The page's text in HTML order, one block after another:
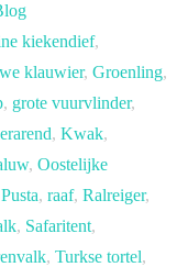
kiekendief,
klauwier, Groenling,
, grote vuurvlinder,
, Kwak,
, Oostelijke
Pusta, raaf, Ralreiger,
, Safaritent,
, Turkse tortel,